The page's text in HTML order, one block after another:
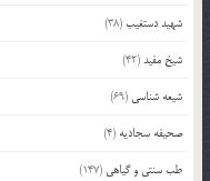
شهید دستغیب(38)
شیخ مفید(42)
شیعه شناسی (69)
صحیفه سجادیه (4)
طب سنتی و گیاهی (147)